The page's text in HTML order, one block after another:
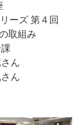
ーズ 第４回
取組み
ん
ん